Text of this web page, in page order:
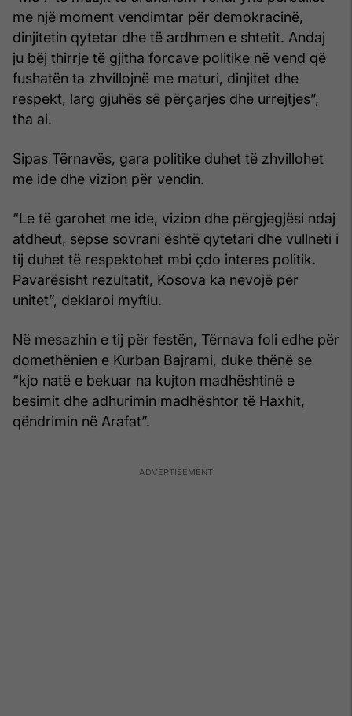
me një moment vendimtar për demokracinë,
dinjitetin qytetar dhe të ardhmen e shtetit. Andaj
ju bëj thirrje të gjitha forcave politike në vend që
fushatën ta zhvillojnë me maturi, dinjitet dhe
respekt, larg gjuhës së përçarjes dhe urrejtjes”,
tha ai.
Sipas Tërnavës, gara politike duhet të zhvillohet
me ide dhe vizion për vendin.
“Le të garohet me ide, vizion dhe përgjegjësi ndaj
atdheut, sepse sovrani është qytetari dhe vullneti i
tij duhet të respektohet mbi çdo interes politik.
Pavarësisht rezultatit, Kosova ka nevojë për
unitet”, deklaroi myftiu.
Në mesazhin e tij për festën, Tërnava foli edhe për
domethënien e Kurban Bajrami, duke thënë se
“kjo natë e bekuar na kujton madhështinë e
besimit dhe adhurimin madhështor të Haxhit,
qëndrimin në Arafat”.